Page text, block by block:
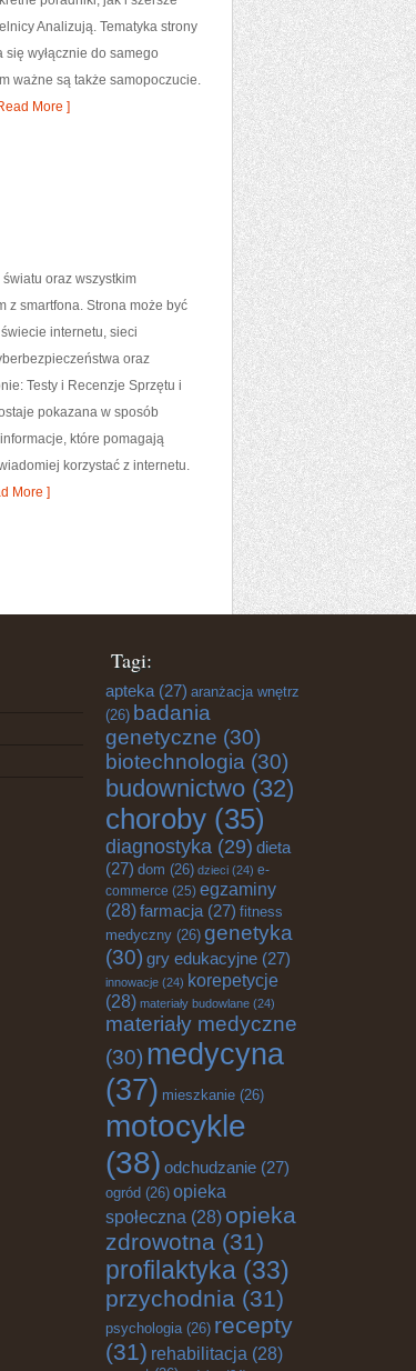
Analizują. Tematyka strony
wyłącznie do samego
ważne są także samopoczucie.
More ]
oraz wszystkim
z smartfona. Strona może być
internetu, sieci
oraz
Testy i Recenzje Sprzętu i
pokazana w sposób
które pomagają
korzystać z internetu.
More ]
Tagi:
apteka (27) aranżacja wnętrz
(26) badania
genetyczne (30)
biotechnologia (30)
budownictwo (32)
choroby (35)
diagnostyka (29) dieta
(27) dom (26) dzieci (24) e-
commerce (25) egzaminy
(28)farmacja (27) fitness
medyczny (26) genetyka
(30) gry edukacyjne (27)
innowacje (24) korepetycje
(28) materiały budowlane (24)
materiały medyczne
(30) medycyna
(37) mieszkanie (26)
motocykle
(38) odchudzanie (27)
ogród (26) opieka
społeczna (28) opieka
zdrowotna (31)
profilaktyka (33)
przychodnia (31)
psychologia(26) recepty
(31) rehabilitacja (28)